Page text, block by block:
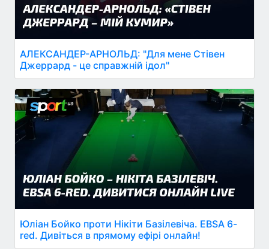
АЛЕКСАНДЕР-АРНОЛЬД: "Для мене Стівен
Джеррард - це справжній ідол"
Юліан Бойко проти Нікіти Базілевіча. EBSA 6-
red. Дивіться в прямому ефірі онлайн!